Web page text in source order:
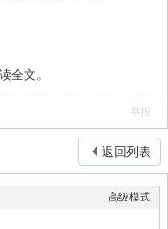
全文。
举报
返回列表
高级模式